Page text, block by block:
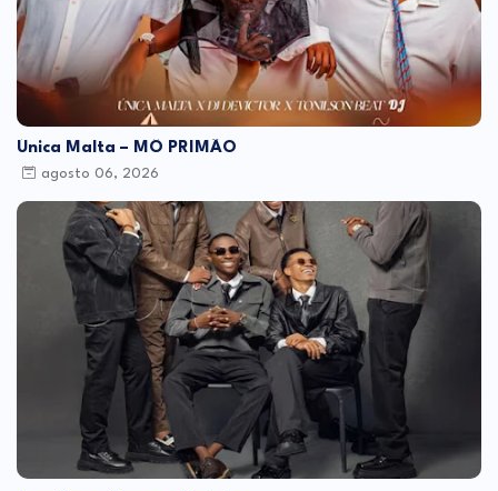
Única Malta – MÔ PRIMÃO
agosto 06, 2026